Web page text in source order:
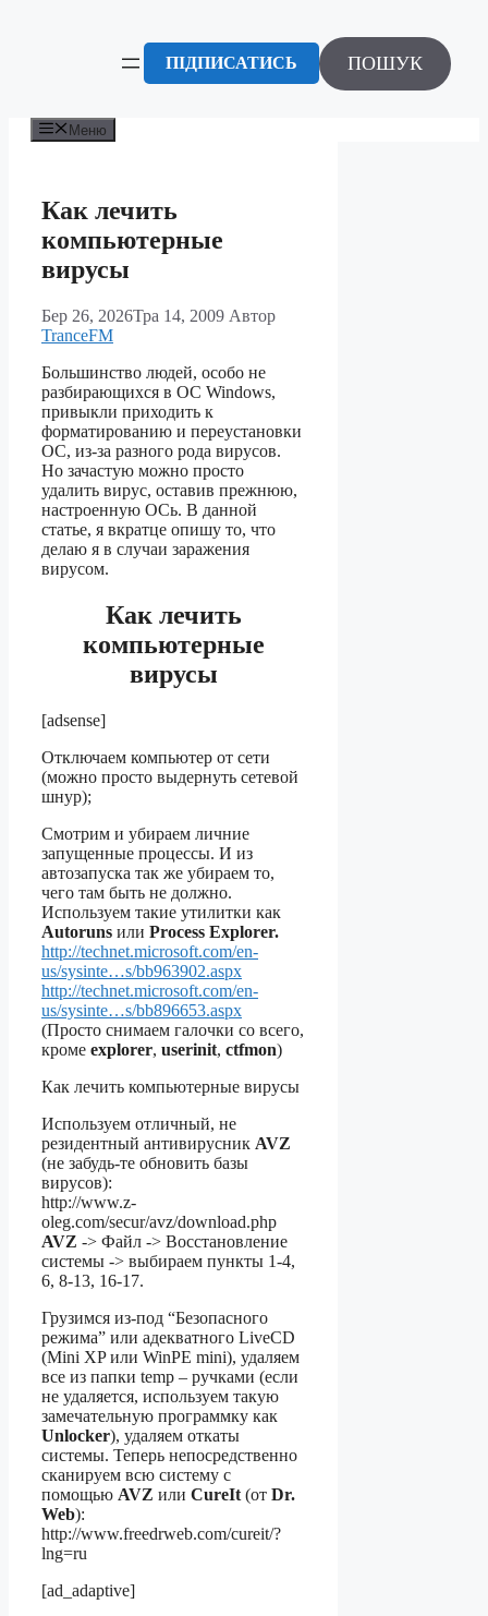
ПІДПИСАТИСЬ ПОШУК
Меню
Как лечить
компьютерные
вирусы
Бер 26, 2026Тра 14, 2009 Автор
TranceFM
Большинство людей, особо не
разбирающихся в ОС Windows,
привыкли приходить к
форматированию и переустановки
ОС, из-за разного рода вирусов.
Но зачастую можно просто
удалить вирус, оставив прежнюю,
настроенную ОСь. В данной
статье, я вкратце опишу то, что
делаю я в случаи заражения
вирусом.
Как лечить
компьютерные
вирусы
[adsense]
Отключаем компьютер от сети
(можно просто выдернуть сетевой
шнур);
Смотрим и убираем личние
запущенные процессы. И из
автозапуска так же убираем то,
чего там быть не должно.
Используем такие утилитки как
Autoruns или Process Explorer.
http://technet.microsoft.com/en-
us/sysinte…s/bb963902.aspx
http://technet.microsoft.com/en-
us/sysinte…s/bb896653.aspx
(Просто снимаем галочки со всего,
кроме explorer, userinit, ctfmon)
Как лечить компьютерные вирусы
Используем отличный, не
резидентный антивирусник AVZ
(не забудь-те обновить базы
вирусов):
http://www.z-
oleg.com/secur/avz/download.php
AVZ -> Файл -> Восстановление
системы -> выбираем пункты 1-4,
6, 8-13, 16-17.
Грузимся из-под “Безопасного
режима” или адекватного LiveCD
(Mini XP или WinPE mini), удаляем
все из папки temp – ручками (если
не удаляется, используем такую
замечательную программку как
Unlocker), удаляем откаты
системы. Теперь непосредственно
сканируем всю систему с
помощью AVZ или CureIt (от Dr.
Web):
http://www.freedrweb.com/cureit/?
lng=ru
[ad_adaptive]